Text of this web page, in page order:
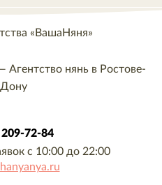
Агентство нянь в Ростове-
72-84
с 10:00 до 22:00